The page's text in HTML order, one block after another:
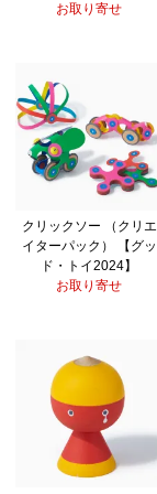
お取り寄せ
クリックソー （クリエ
イターパック） 【グッ
ド・トイ2024】
お取り寄せ